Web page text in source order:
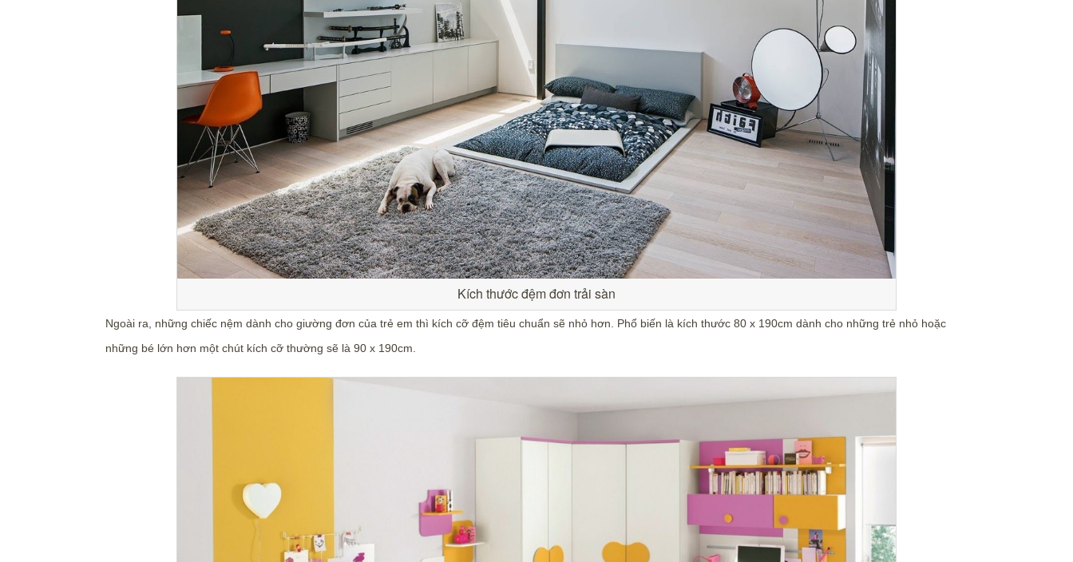
Kích thước đệm đơn trải sàn
Ngoài ra, những chiếc nệm dành cho giường đơn của trẻ em thì kích cỡ đệm tiêu chuẩn sẽ nhỏ hơn. Phổ biến là kích thước 80 x 190cm dành cho những trẻ nhỏ hoặc
những bé lớn hơn một chút kích cỡ thường sẽ là 90 x 190cm.